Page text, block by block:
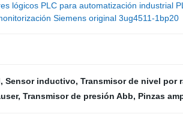
lógicos PLC para automatización industrial
Siemens original 3ug4511-1bp20
, Sensor inductivo, Transmisor de nivel por
, Transmisor de presión Abb, Pinzas